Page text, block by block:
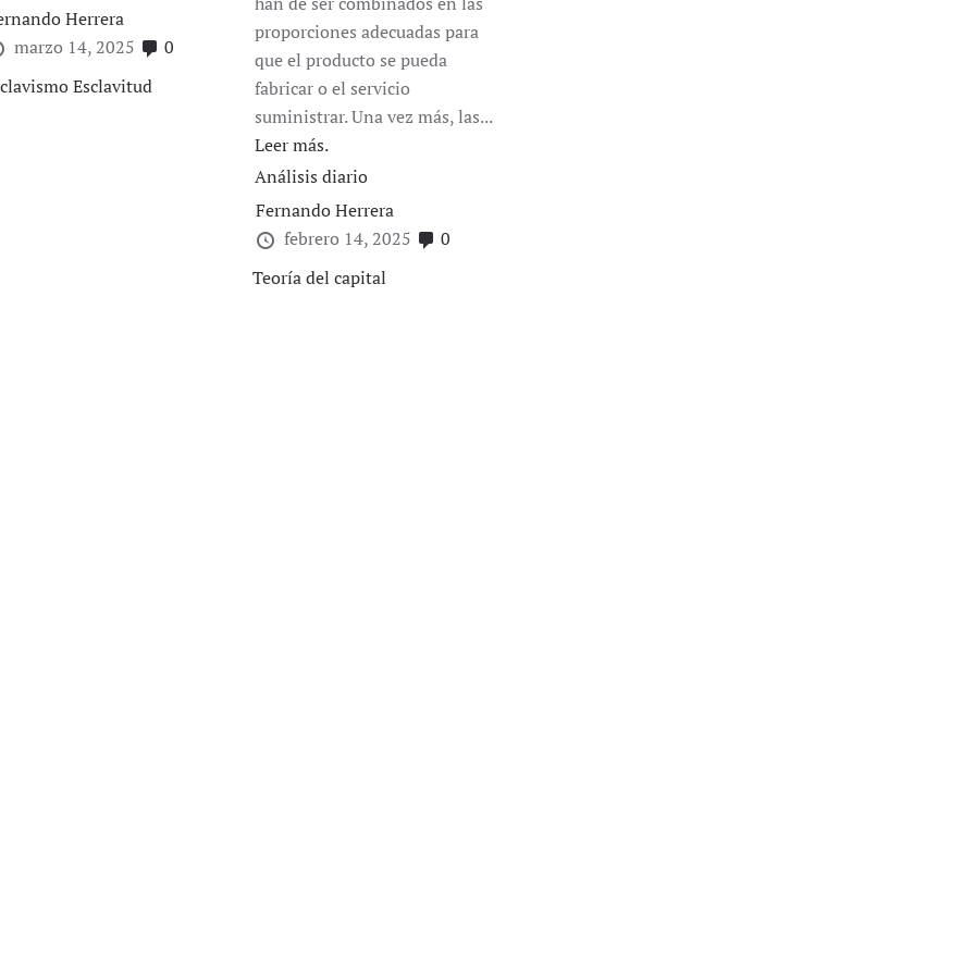
Herrera
marzo 14, 2025
0
Esclavitud
proporciones adecuadas para
que el producto se pueda
fabricar o el servicio
suministrar. Una vez más, las...
Leer más.
Análisis diario
Fernando Herrera
febrero 14, 2025
0
Teoría del capital